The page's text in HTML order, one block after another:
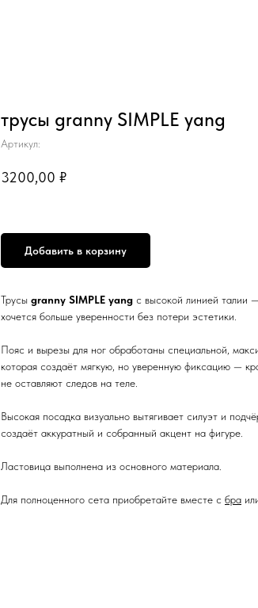
трусы granny SIMPLE yang
Артикул:
3200,00 ₽
Добавить в корзину
Трусы granny SIMPLE yang с высокой линией талии
хочется больше уверенности без потери эстетики.
Пояс и вырезы для ног обработаны специальной,
которая создаёт мягкую, но уверенную фиксацию —
не оставляют следов на теле.
Высокая посадка визуально вытягивает силуэт и
создаёт аккуратный и собранный акцент на фигуре.
Ластовица выполнена из основного материала.
Для полноценного сета приобретайте вместе с бра